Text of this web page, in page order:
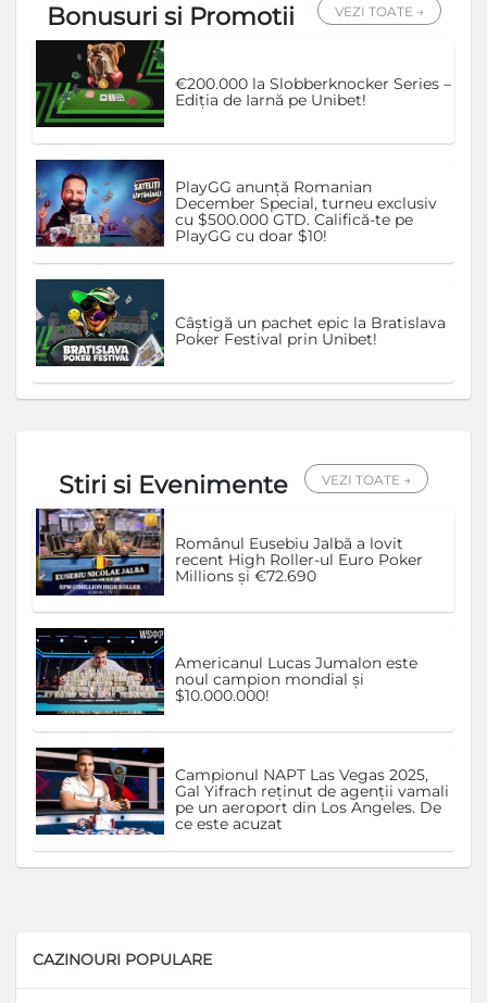
Bonusuri si Promotii VEZI TOATE →
€200.000 la Slobberknocker Series –
Ediția de Iarnă pe Unibet!
PlayGG anunță Romanian
December Special, turneu exclusiv
cu $500.000 GTD. Califică-te pe
PlayGG cu doar $10!
Câștigă un pachet epic la Bratislava
Poker Festival prin Unibet!
Stiri si Evenimente VEZI TOATE →
Românul Eusebiu Jalbă a lovit
recent High Roller-ul Euro Poker
Millions și €72.690
Americanul Lucas Jumalon este
noul campion mondial și
$10.000.000!
Campionul NAPT Las Vegas 2025,
Gal Yifrach reținut de agenții vamali
pe un aeroport din Los Angeles. De
ce este acuzat
CAZINOURI POPULARE